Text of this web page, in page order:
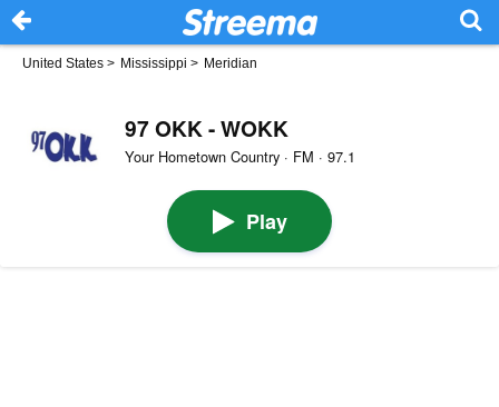
United States > Mississippi > Meridian
97 OKK - WOKK
Your Hometown Country · FM · 97.1
Play